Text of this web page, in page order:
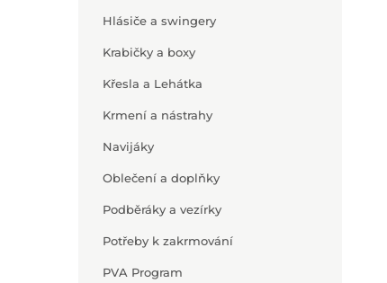
Hlásiče a swingery
Krabičky a boxy
Křesla a Lehátka
Krmení a nástrahy
Navijáky
Oblečení a doplňky
Podběráky a vezírky
Potřeby k zakrmování
PVA Program